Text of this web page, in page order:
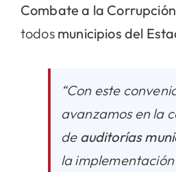
Combate a la Corrupción
todos municipios del
“Con este
avanzamos en la
de auditorías
la